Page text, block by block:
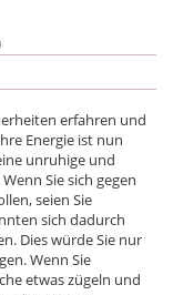
erfahren und
Energie ist nun
unruhige und
Sie sich gegen
seien Sie
sich dadurch
Dies würde Sie nur
Wenn Sie
etwas zügeln und